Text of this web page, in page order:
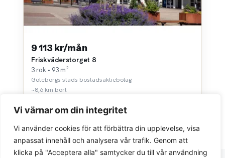
Vi värnar om din integritet
Vi använder cookies för att förbättra din upplevelse, visa
anpassat innehåll och analysera vår trafik. Genom att
klicka på "Acceptera alla" samtycker du till vår användning
9 113 kr/mån
Friskväderstorget 8
3 rok • 93 m²
Göteborgs stads bostadsaktiebolag
~8,6 km bort